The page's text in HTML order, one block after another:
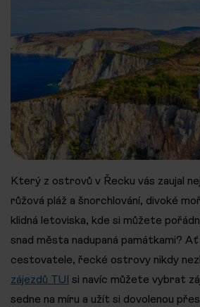
Který z ostrovů v Řecku vás zaujal
růžová pláž a šnorchlování, divoké
klidná letoviska, kde si můžete
snad města nadupaná památkami?
cestovatele, řecké ostrovy nikdy
zájezdů TUI si navíc můžete vybrat
sedne na míru a užít si dovolenou